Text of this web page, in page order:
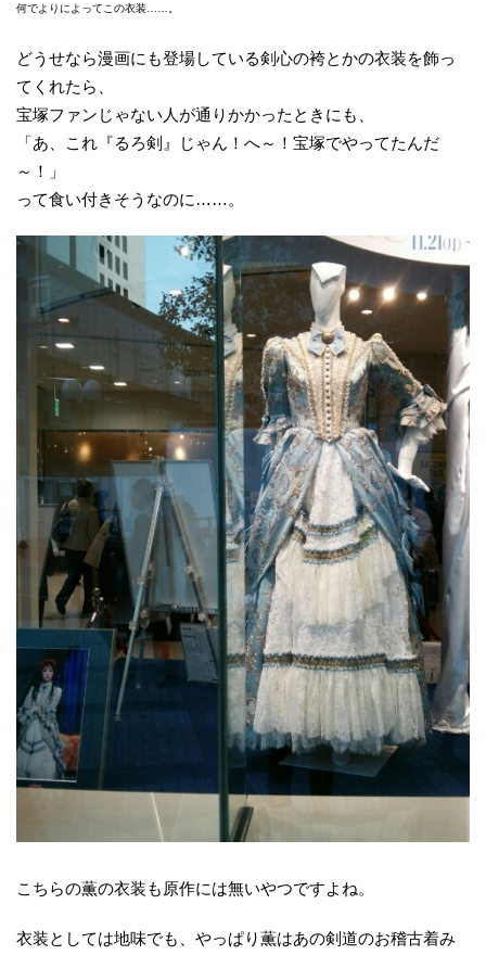
何でよりによってこの衣装……。
どうせなら漫画にも登場している剣心の袴とかの衣装を飾っ
てくれたら、
宝塚ファンじゃない人が通りかかったときにも、
「あ、これ『るろ剣』じゃん！へ～！宝塚でやってたんだ
～！」
って食い付きそうなのに……。
こちらの薫の衣装も原作には無いやつですよね。
衣装としては地味でも、やっぱり薫はあの剣道のお稽古着み